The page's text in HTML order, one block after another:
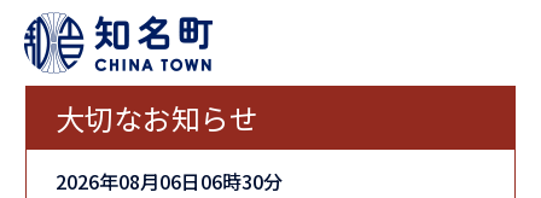
大切なお知らせ
2026年08月06日06時30分